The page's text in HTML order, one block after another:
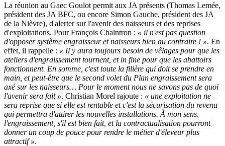
La réunion au Gaec Goulot permit aux JA présents (Thomas Lemée,
président des JA BFC, ou encore Simon Gauche, président des JA
de la Nièvre), d'alerter sur l'avenir des naisseurs et des reprises
d'exploitations. Pour François Chaintron : « il n'est pas question
d'opposer système engraisseur et naisseurs bien au contraire ! ». En
effet, il rappelle : « Il y aura toujours besoin de vêlages pour que les
ateliers d'engraissement tournent, et in fine pour que les abattoirs
fonctionnent. En somme, c'est toute la filière qui doit se prendre en
main, et peut-être que le second volet du Plan engraissement sera
axé sur les naisseurs… Pour le moment nous ne savons pas de quoi
l'avenir sera fait ». Christian Morel rajoute : « une exploitation ne
sera reprise que si elle est rentable et c'est la sécurisation du revenu
qui permettra d'attirer les nouvelles installations. À mon sens,
l'engraissement, s'il est bien fait, et la contractualisation pourront
donner un coup de pouce pour rendre le métier d'éleveur plus
attractif ».